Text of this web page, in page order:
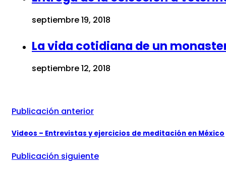
septiembre 19, 2018
La vida cotidiana de un
septiembre 12, 2018
Publicación anterior
Videos – Entrevistas y ejercicios de meditación en México
Publicación siguiente